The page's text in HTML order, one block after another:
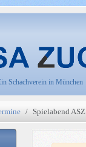
Schachverein in München
Spielabend ASZ